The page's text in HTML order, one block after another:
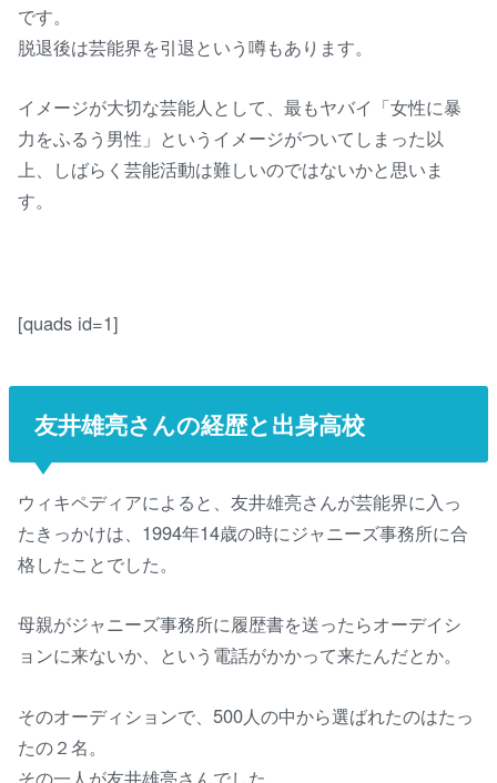
です。
脱退後は芸能界を引退という噂もあります。
イメージが大切な芸能人として、最もヤバイ「女性に暴
力をふるう男性」というイメージがついてしまった以
上、しばらく芸能活動は難しいのではないかと思いま
す。
[quads id=1]
友井雄亮さんの経歴と出身高校
ウィキペディアによると、友井雄亮さんが芸能界に入っ
たきっかけは、1994年14歳の時にジャニーズ事務所に合
格したことでした。
母親がジャニーズ事務所に履歴書を送ったらオーデイシ
ョンに来ないか、という電話がかかって来たんだとか。
そのオーディションで、500人の中から選ばれたのはたっ
たの２名。
その一人が友井雄亮さんでした。